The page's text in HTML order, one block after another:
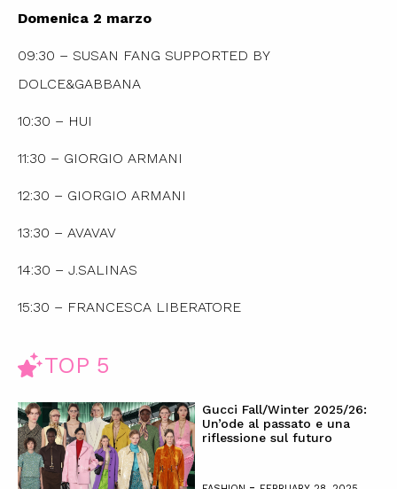
Domenica 2 marzo
09:30 – SUSAN FANG SUPPORTED BY
DOLCE&GABBANA
10:30 – HUI
11:30 – GIORGIO ARMANI
12:30 – GIORGIO ARMANI
13:30 – AVAVAV
14:30 – J.SALINAS
15:30 – FRANCESCA LIBERATORE
TOP 5
Gucci Fall/Winter 2025/26:
Un’ode al passato e una
riflessione sul futuro